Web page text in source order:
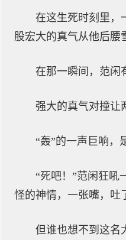
在这生死时刻里，
股宏大的真气从他后腰
在那一瞬间，范闲
强大的真气对撞让
“轰”的一声巨响，
“死吧！”范闲狂吼
怪的神情，一张嘴，吐
但谁也想不到这名